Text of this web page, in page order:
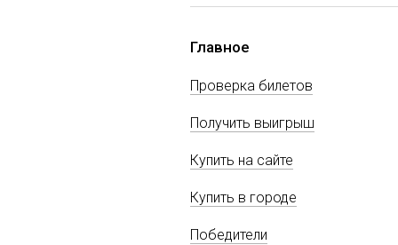
Главное
Проверка билетов
Получить выигрыш
Купить на сайте
Купить в городе
Победители